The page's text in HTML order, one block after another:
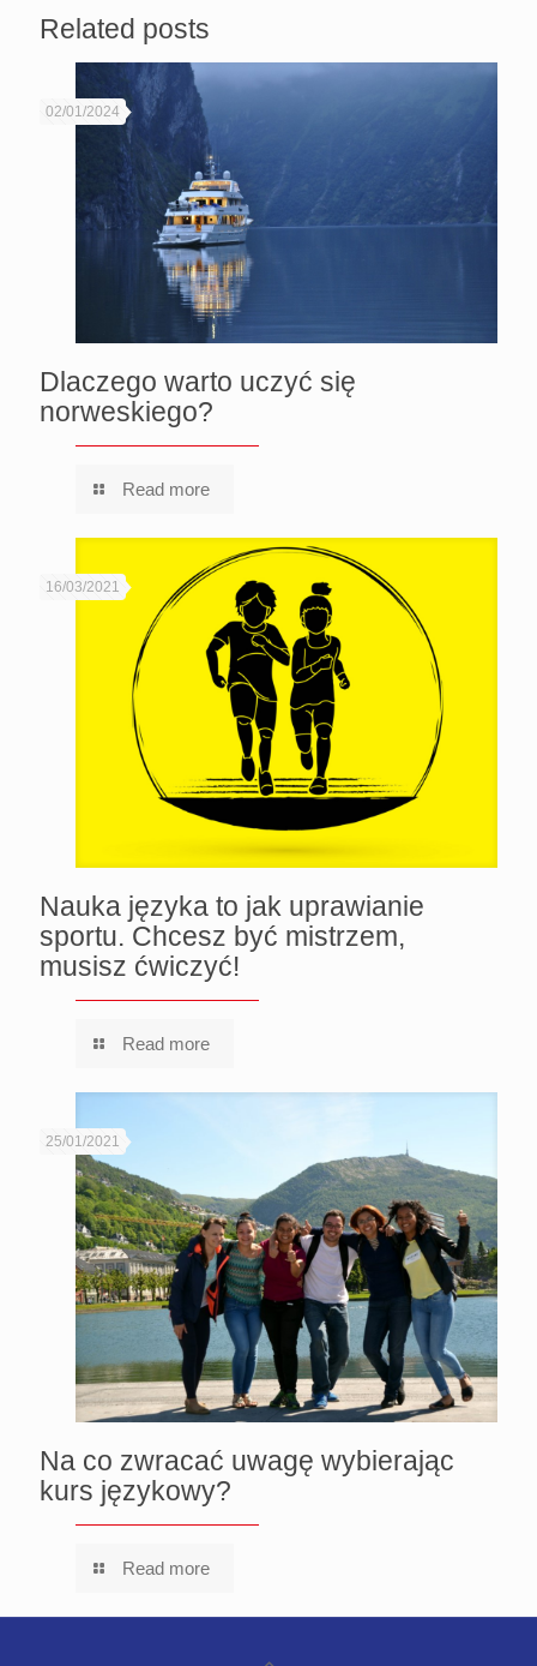
Related posts
02/01/2024
Dlaczego warto uczyć się
norweskiego?
Read more
16/03/2021
Nauka języka to jak uprawianie
sportu. Chcesz być mistrzem,
musisz ćwiczyć!
Read more
25/01/2021
Na co zwracać uwagę wybierając
kurs językowy?
Read more